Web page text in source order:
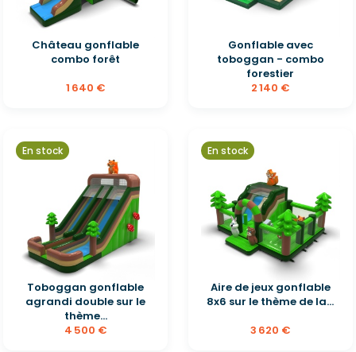
Château gonflable
combo forêt
1 640 €
Gonflable avec
toboggan - combo
forestier
2 140 €
En stock
Toboggan gonflable
agrandi double sur le
thème...
4 500 €
En stock
Aire de jeux gonflable
8x6 sur le thème de la...
3 620 €